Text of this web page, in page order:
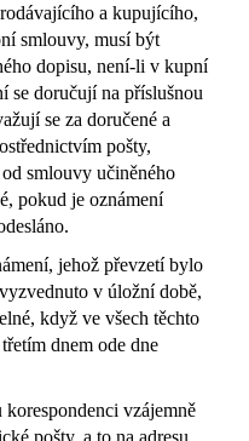
a kupujícího,
smlouvy, musí být
dopisu, není-li v kupní
se doručují na příslušnou
se za doručené a
pošty,
smlouvy učiněného
pokud je oznámení
jehož převzetí bylo
v úložní době,
když ve všech těchto
dnem ode dne
vzájemně
pošty, a to na adresu